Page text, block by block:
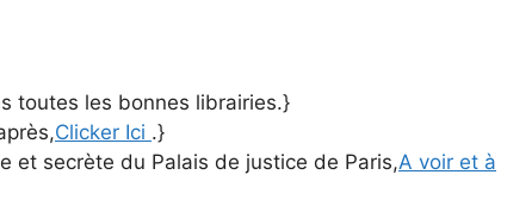
toutes les bonnes librairies.}
Clicker Ici .}
et secrète du Palais de justice de Paris,A voir et à